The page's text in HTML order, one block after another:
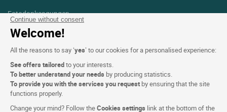
Continue without consent
Welcome!
All the reasons to say ‘yes’ to our cookies for a personalised experience:
See offers tailoredto your interests.
To better understand your needs by producing statistics.
To provide you with the services you request by ensuring that the site
functions properly.
Change your mind? Follow theCookies settings link at the bottom of the
Fotodanksagungen
Folgen Sie uns
Facebook
Linkedin